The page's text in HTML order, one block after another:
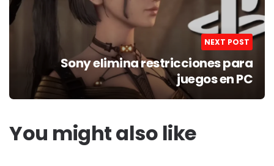
NEXT POST
Sony elimina restricciones para
juegos en PC
You might also like